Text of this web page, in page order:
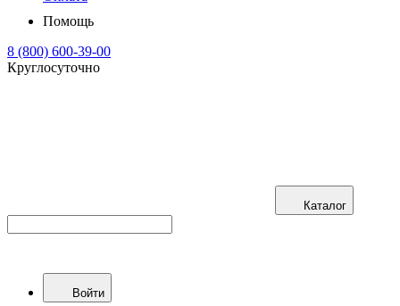
Помощь
8 (800) 600-39-00
Круглосуточно
Каталог
Войти